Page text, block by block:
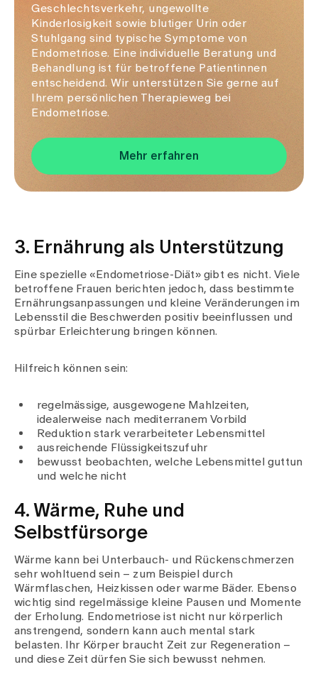
Geschlechtsverkehr, ungewollte
Kinderlosigkeit sowie blutiger Urin oder
Stuhlgang sind typische Symptome von
Endometriose. Eine individuelle Beratung und
Behandlung ist für betroffene Patientinnen
entscheidend. Wir unterstützen Sie gerne auf
Ihrem persönlichen Therapieweg bei
Endometriose.
Mehr erfahren
3. Ernährung als Unterstützung
Eine spezielle «Endometriose-Diät» gibt es nicht. Viele
betroffene Frauen berichten jedoch, dass bestimmte
Ernährungsanpassungen und kleine Veränderungen im
Lebensstil die Beschwerden positiv beeinflussen und
spürbar Erleichterung bringen können.
Hilfreich können sein:
regelmässige, ausgewogene Mahlzeiten,
idealerweise nach mediterranem Vorbild
Reduktion stark verarbeiteter Lebensmittel
ausreichende Flüssigkeitszufuhr
bewusst beobachten, welche Lebensmittel guttun
und welche nicht
4. Wärme, Ruhe und
Selbstfürsorge
Wärme kann bei Unterbauch- und Rückenschmerzen
sehr wohltuend sein – zum Beispiel durch
Wärmflaschen, Heizkissen oder warme Bäder. Ebenso
wichtig sind regelmässige kleine Pausen und Momente
der Erholung. Endometriose ist nicht nur körperlich
anstrengend, sondern kann auch mental stark
belasten. Ihr Körper braucht Zeit zur Regeneration –
und diese Zeit dürfen Sie sich bewusst nehmen.